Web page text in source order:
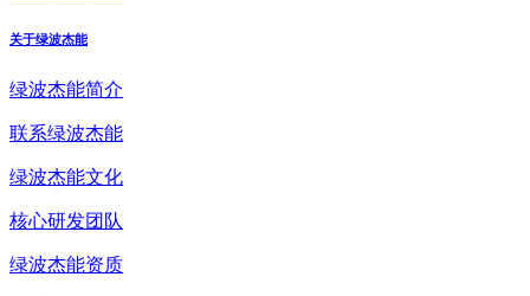
关于绿波杰能
绿波杰能简介
联系绿波杰能
绿波杰能文化
核心研发团队
绿波杰能资质